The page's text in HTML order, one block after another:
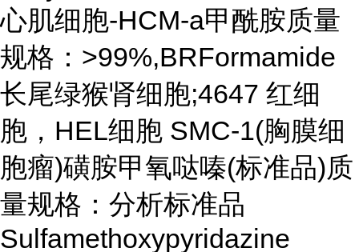
心肌细胞-HCM-a甲酰胺质量
规格：>99%,BRFormamide
长尾绿猴肾细胞;4647 红细
胞，HEL细胞 SMC-1(胸膜细
胞瘤)磺胺甲氧哒嗪(标准品)质
量规格：分析标准品
Sulfamethoxypyridazine